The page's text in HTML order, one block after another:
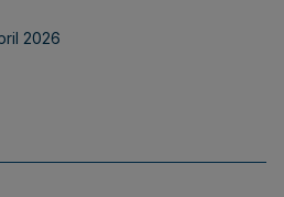
2026